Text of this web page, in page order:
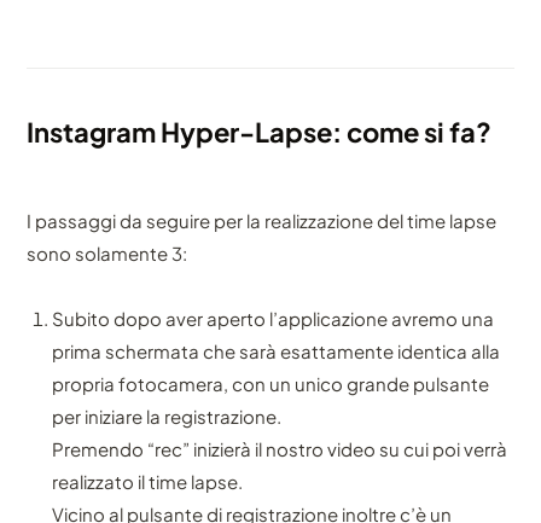
Instagram Hyper-Lapse: come si fa?
I passaggi da seguire per la realizzazione del time lapse
sono solamente 3:
Subito dopo aver aperto l’applicazione avremo una
prima schermata che sarà esattamente identica alla
propria fotocamera, con un unico grande pulsante
per iniziare la registrazione.
Premendo “rec” inizierà il nostro video su cui poi verrà
realizzato il time lapse.
Vicino al pulsante di registrazione inoltre c’è un